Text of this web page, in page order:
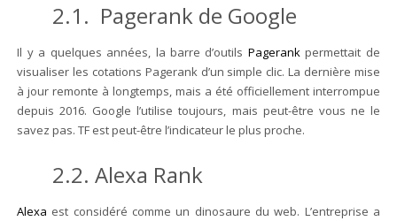
2.1. Pagerank de Google
Il y a quelques années, la barre d’outils Pagerankpermettait de
visualiser les cotations Pagerank d’un simple clic. La dernière mise
à jour remonte à longtemps, mais a été officiellement interrompue
depuis 2016. Google l’utilise toujours, mais peut-être vous ne le
savez pas. TF est peut-être l’indicateur le plus proche.
2.2. Alexa Rank
Alexa est considéré comme un dinosaure du web. L’entreprise a